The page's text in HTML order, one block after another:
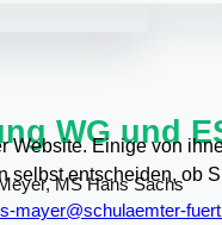
WG und
MS Hans Sachs
mayer@schulaemter-
Website. Einige von
selbst entscheiden, ob